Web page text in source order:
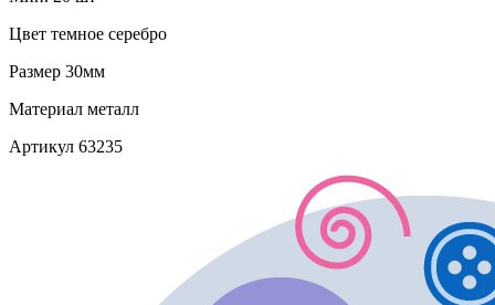
Цвет темное серебро
Размер 30мм
Материал металл
Артикул 63235